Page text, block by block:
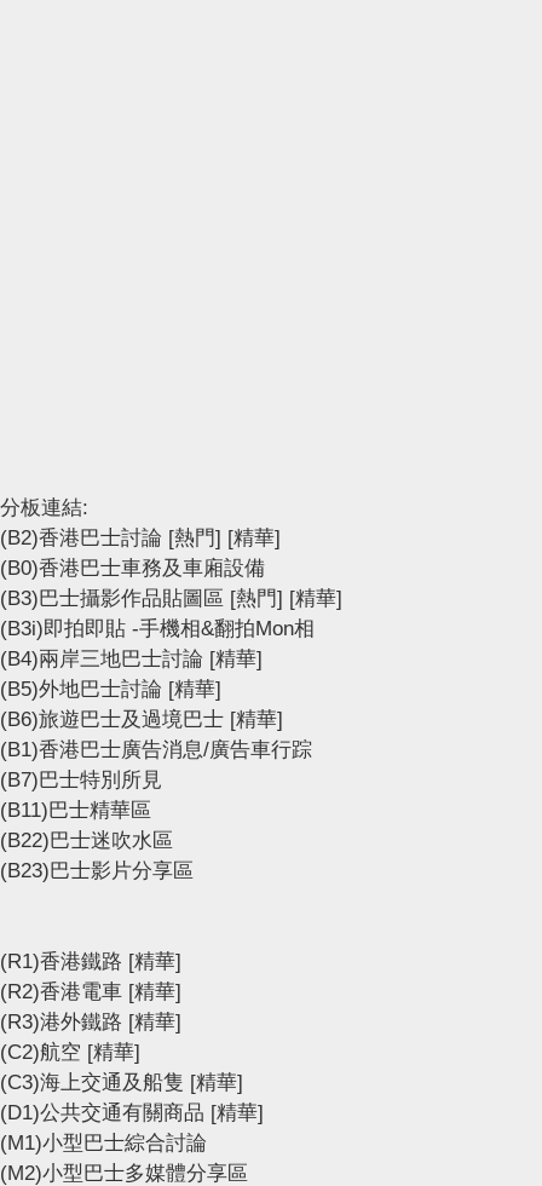
分板連結:
(B2)香港巴士討論 [熱門] [精華]
(B0)香港巴士車務及車廂設備
(B3)巴士攝影作品貼圖區 [熱門] [精華]
(B3i)即拍即貼 -手機相&翻拍Mon相
(B4)兩岸三地巴士討論 [精華]
(B5)外地巴士討論 [精華]
(B6)旅遊巴士及過境巴士 [精華]
(B1)香港巴士廣告消息/廣告車行踪
(B7)巴士特別所見
(B11)巴士精華區
(B22)巴士迷吹水區
(B23)巴士影片分享區
(R1)香港鐵路 [精華]
(R2)香港電車 [精華]
(R3)港外鐵路 [精華]
(C2)航空 [精華]
(C3)海上交通及船隻 [精華]
(D1)公共交通有關商品 [精華]
(M1)小型巴士綜合討論
(M2)小型巴士多媒體分享區